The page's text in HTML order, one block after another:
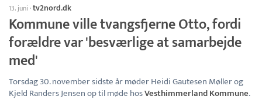
13. juni ·tv2nord.dk
Kommune ville tvangsfjerne Otto, fordi
forældre var 'besværlige at samarbejde
med'
Torsdag 30. november sidste år møder Heidi Gautesen Møller og
Kjeld Randers Jensen op til møde hosVesthimmerland Kommune.